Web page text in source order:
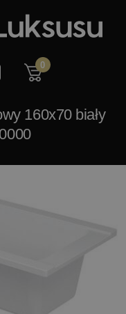
0
160x70 biały